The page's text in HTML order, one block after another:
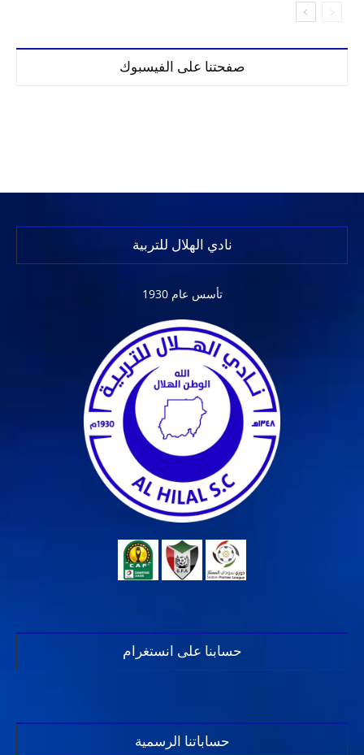
صفحتنا على الفيسبوك
نادي الهلال للتربية
تأسس عام 1930
حسابنا على انستغرام
حساباتنا الرسمية